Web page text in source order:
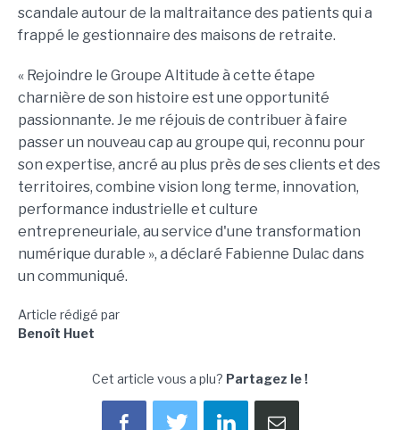
scandale autour de la maltraitance des patients qui a
frappé le gestionnaire des maisons de retraite.
« Rejoindre le Groupe Altitude à cette étape
charnière de son histoire est une opportunité
passionnante. Je me réjouis de contribuer à faire
passer un nouveau cap au groupe qui, reconnu pour
son expertise, ancré au plus près de ses clients et des
territoires, combine vision long terme, innovation,
performance industrielle et culture
entrepreneuriale, au service d'une transformation
numérique durable », a déclaré Fabienne Dulac dans
un communiqué.
Article rédigé par
Benoît Huet
Cet article vous a plu? Partagez le !